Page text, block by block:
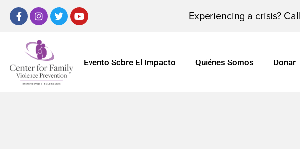
Experiencing a crisis?
Evento Sobre El Impacto Quiénes Somos Donar